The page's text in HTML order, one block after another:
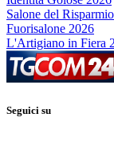
Salone del
Fuorisalone 2026
L'Artigiano in Fiera
Seguici su